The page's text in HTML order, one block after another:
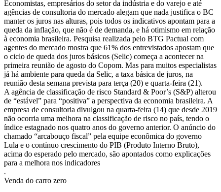
Economistas, empresários do setor da indústria e do varejo e até
agências de consultoria do mercado alegam que nada justifica o BC
manter os juros nas alturas, pois todos os indicativos apontam para a
queda da inflação, que não é de demanda, e há otimismo em relação
à economia brasileira. Pesquisa realizada pelo BTG Pactual com
agentes do mercado mostra que 61% dos entrevistados apostam que
o ciclo de queda dos juros básicos (Selic) começa a acontecer na
primeira reunião de agosto do Copom. Mas para muitos especialistas
já há ambiente para queda da Selic, a taxa básica de juros, na
reunião desta semana prevista para terça (20) e quarta-feira (21).
A agência de classificação de risco Standard & Poor’s (S&P) alterou
de “estável” para “positiva” a perspectiva da economia brasileira. A
empresa de consultoria divulgou na quarta-feira (14) que desde 2019
não ocorria uma melhora na classificação de risco no país, tendo o
índice estagnado nos quatro anos do governo anterior. O anúncio do
chamado “arcabouço fiscal” pela equipe econômica do governo
Lula e o contínuo crescimento do PIB (Produto Interno Bruto),
acima do esperado pelo mercado, são apontados como explicações
para a melhora nos indicadores
.
Venda do carro zero